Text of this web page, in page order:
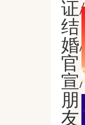
证/
结
婚/
官
宣/
朋
友